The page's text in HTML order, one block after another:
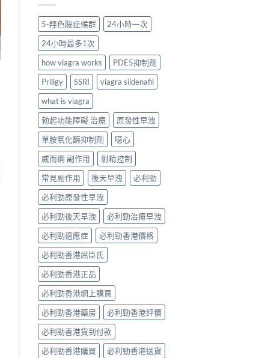
5-羥色胺症候群
24小時一次
24小時最多1次
how viagra works
PDE5抑制劑
Priligy
SSRI
viagra sildenafil
what is viagra
勃起功能障礙 治療
原發性早洩
單胺氧化酶抑制劑
噁心
威而鋼 副作用
射精控制
常見副作用
後天早洩
必利勁
必利勁原發性早洩
必利勁後天早洩
必利勁治療早洩
必利勁適應症
必利勁香港價格
必利勁香港屈臣氏
必利勁香港正品
必利勁香港網上購買
必利勁香港藥房
必利勁香港評價
必利勁香港貨到付款
必利勁香港購買
必利勁香港送貨